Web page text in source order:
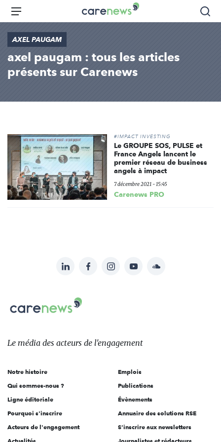
Aller
principal
Carenews,
Le
acteurs
de
l'engagement
Menu
AXEL PAUGAM
axel paugam : tous les articles
présents sur Carenews
#IMPACT INVESTING
Le GROUPE SOS, PULSE et
France Angels lancent le
premier réseau de business
angels à impact
7 décembre 2021 - 15:45
Carenews PRO
sur:
LinkedInFacebookInstagramYouTubeSoundcloud
Carenews,
Le
des
l'engagement
Le média des acteurs de l'engagement
Notre histoire
Qui sommes-nous ?
Ligne éditoriale
Pourquoi s'inscrire
Acteurs de l'engagement
Emplois
Publications
Évènements
Annuaire des solutions RSE
S'inscrire aux newsletters